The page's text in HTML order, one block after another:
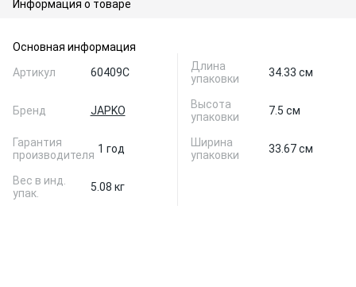
Информация о товаре
Основная информация
Артикул
60409C
Бренд JAPKO
Гарантия
производителя 1 год
Вес в инд.
упак.
5.08 кг
Длина
упаковки
34.33 см
Высота
упаковки
7.5 см
Ширина
упаковки
33.67 см